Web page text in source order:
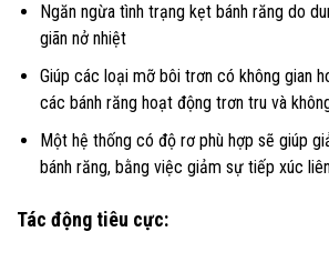
Ngăn ngừa tình trạng kẹt bánh răng do
giãn nở nhiệt
Giúp các loại mỡ bôi trơn có không gian
các bánh răng hoạt động trơn tru và
Một hệ thống có độ rơ phù hợp sẽ giúp
bánh răng, bằng việc giảm sự tiếp xúc
Tác động tiêu cực: